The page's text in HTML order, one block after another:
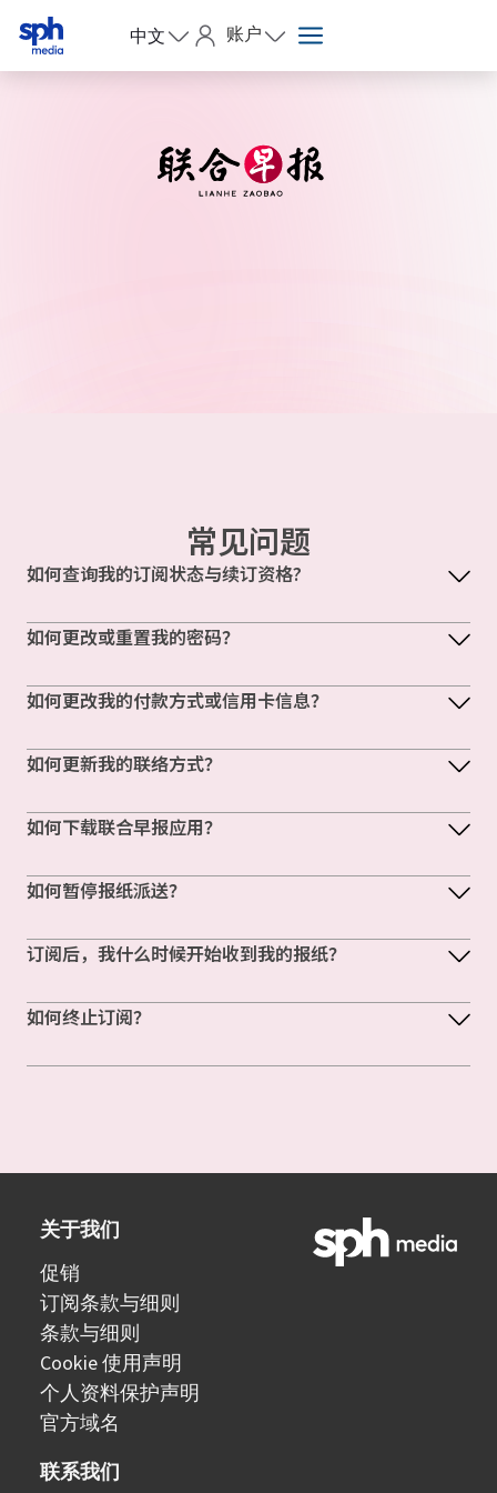
中文 账户
常见问题
如何查询我的订阅状态与续订资格?
如何更改或重置我的密码？
如何更改我的付款方式或信用卡信息？
如何更新我的联络方式？
如何下载联合早报应用？
如何暂停报纸派送？
订阅后，我什么时候开始收到我的报纸？
如何终止订阅？
关于我们
促销
订阅条款与细则
条款与细则
Cookie 使用声明
个人资料保护声明
官方域名
联系我们